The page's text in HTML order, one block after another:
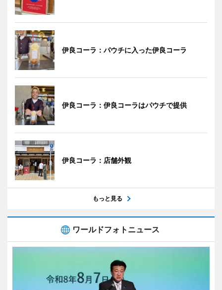
伊良コーラ：パウチに入った伊良コーラ
伊良コーラ：伊良コーラはパウチで提供
伊良コーラ：店舗外観
もっと見る
ワールドフォトニュース